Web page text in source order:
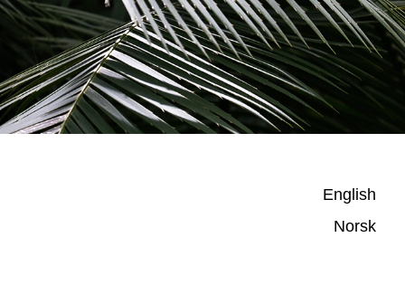
English
Norsk